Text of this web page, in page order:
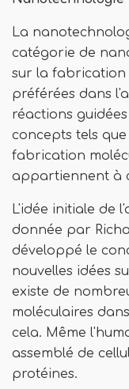
La
catégorie de
sur la fabrication
préférées dans
réactions
concepts tels
fabrication
appartiennent à
L'idée initiale de
donnée par
développé le
nouvelles idées
existe de
moléculaires
cela. Même
assemblé de
protéines.